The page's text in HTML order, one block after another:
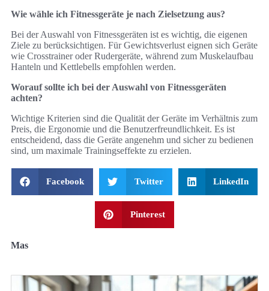
Wie wähle ich Fitnessgeräte je nach Zielsetzung aus?
Bei der Auswahl von Fitnessgeräten ist es wichtig, die eigenen
Ziele zu berücksichtigen. Für Gewichtsverlust eignen sich Geräte
wie Crosstrainer oder Rudergeräte, während zum Muskelaufbau
Hanteln und Kettlebells empfohlen werden.
Worauf sollte ich bei der Auswahl von Fitnessgeräten
achten?
Wichtige Kriterien sind die Qualität der Geräte im Verhältnis zum
Preis, die Ergonomie und die Benutzerfreundlichkeit. Es ist
entscheidend, dass die Geräte angenehm und sicher zu bedienen
sind, um maximale Trainingseffekte zu erzielen.
Facebook Twitter LinkedIn
Pinterest
Mas